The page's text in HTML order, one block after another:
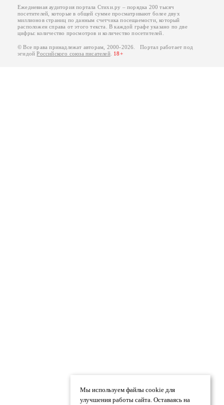
Мы используем файлы cookie для
улучшения работы сайта. Оставаясь на
Ежедневная аудитория портала Стихи.ру – порядка 200 тысяч
посетителей, которые в общей сумме просматривают более двух
миллионов страниц по данным счетчика посещаемости, который
расположен справа от этого текста. В каждой графе указано по две
цифры: количество просмотров и количество посетителей.
© Все права принадлежат авторам, 2000-2026. Портал работает под
эгидойРоссийского союза писателей. 18+